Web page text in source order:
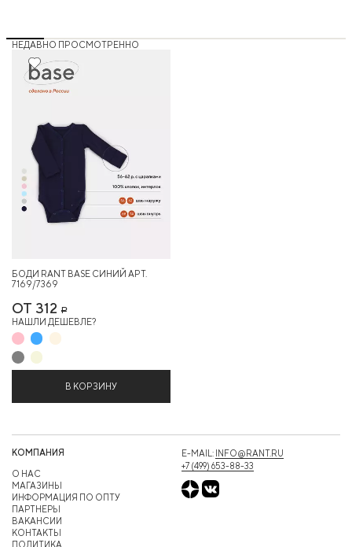
НЕДАВНО ПРОСМОТРЕННО
БОДИ RANT BASE СИНИЙ АРТ.
7169/7369
ОТ 312 Р
НАШЛИ ДЕШЕВЛЕ?
В КОРЗИНУ
КОМПАНИЯ
О НАС
МАГАЗИНЫ
ИНФОРМАЦИЯ ПО ОПТУ
ПАРТНЕРЫ
ВАКАНСИИ
КОНТАКТЫ
ПОЛИТИКА
E-MAIL: INFO@RANT.RU
+7 (499) 653-88-33